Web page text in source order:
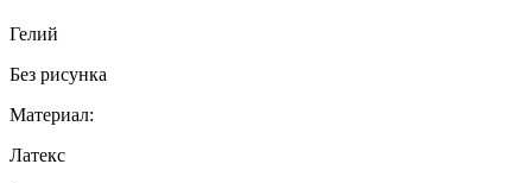
Гелий
Без рисунка
Материал:
Латекс